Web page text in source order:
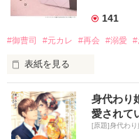
古道愛菜（こどうあいな）
×
意味不明、謎だらけの完璧
左門優雅（さもんゆうが）
141
#御曹司 #元カレ #再会 #溺愛 #
表紙を見る
未来のない恋だと、諦めた
お見合いを申し込んできた
身代わり
愛されて
[原題]身代わ